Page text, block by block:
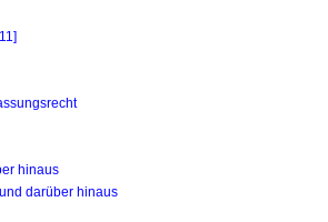
hinaus
darüber hinaus